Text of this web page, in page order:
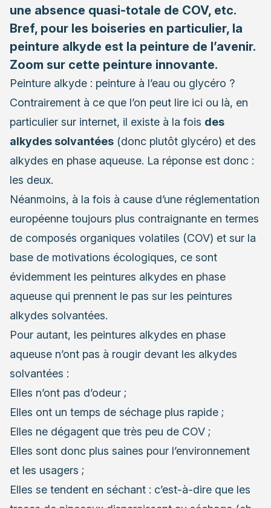
une absence quasi-totale de COV, etc.
Bref, pour les boiseries en particulier, la
peinture alkyde est la peinture de l’avenir.
Zoom sur cette peinture innovante.
Peinture alkyde : peinture à l’eau ou glycéro ?
Contrairement à ce que l’on peut lire ici ou là, en
particulier sur internet, il existe à la fois des
alkydes solvantées (donc plutôt glycéro) et des
alkydes en phase aqueuse. La réponse est donc :
les deux.
Néanmoins, à la fois à cause d’une réglementation
européenne toujours plus contraignante en termes
de composés organiques volatiles (COV) et sur la
base de motivations écologiques, ce sont
évidemment les peintures alkydes en phase
aqueuse qui prennent le pas sur les peintures
alkydes solvantées.
Pour autant, les peintures alkydes en phase
aqueuse n’ont pas à rougir devant les alkydes
solvantées :
Elles n’ont pas d’odeur ;
Elles ont un temps de séchage plus rapide ;
Elles ne dégagent que très peu de COV ;
Elles sont donc plus saines pour l’environnement
et les usagers ;
Elles se tendent en séchant : c’est-à-dire que les